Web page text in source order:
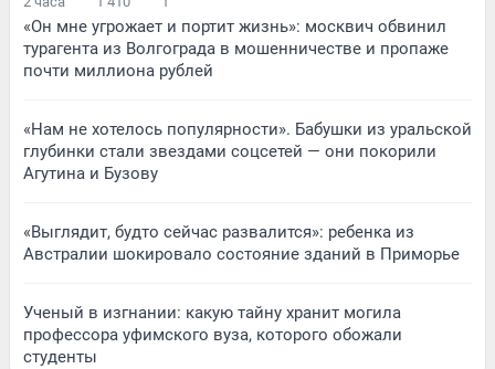
«Он мне угрожает и портит жизнь»: москвич обвинил
турагента из Волгограда в мошенничестве и пропаже
почти миллиона рублей
«Нам не хотелось популярности». Бабушки из уральской
глубинки стали звездами соцсетей — они покорили
Агутина и Бузову
«Выглядит, будто сейчас развалится»: ребенка из
Австралии шокировало состояние зданий в Приморье
Ученый в изгнании: какую тайну хранит могила
профессора уфимского вуза, которого обожали
студенты